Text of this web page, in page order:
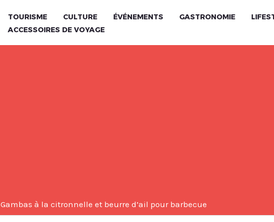
TOURISME CULTURE ÉVÉNEMENTS GASTRONOMIE
ACCESSOIRES DE VOYAGE
Gambas à la citronnelle et beurre d’ail pour barbecue